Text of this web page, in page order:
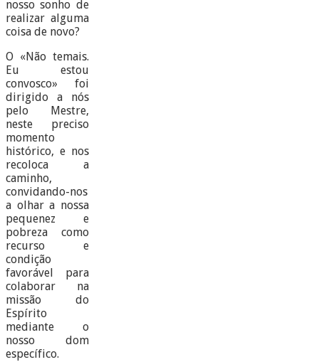
nosso sonho de
realizar alguma
coisa de novo?
O «Não temais.
Eu estou
convosco» foi
dirigido a nós
pelo Mestre,
neste preciso
momento
histórico, e nos
recoloca a
caminho,
convidando-nos
a olhar a nossa
pequenez e
pobreza como
recurso e
condição
favorável para
colaborar na
missão do
Espírito
mediante o
nosso dom
específico.